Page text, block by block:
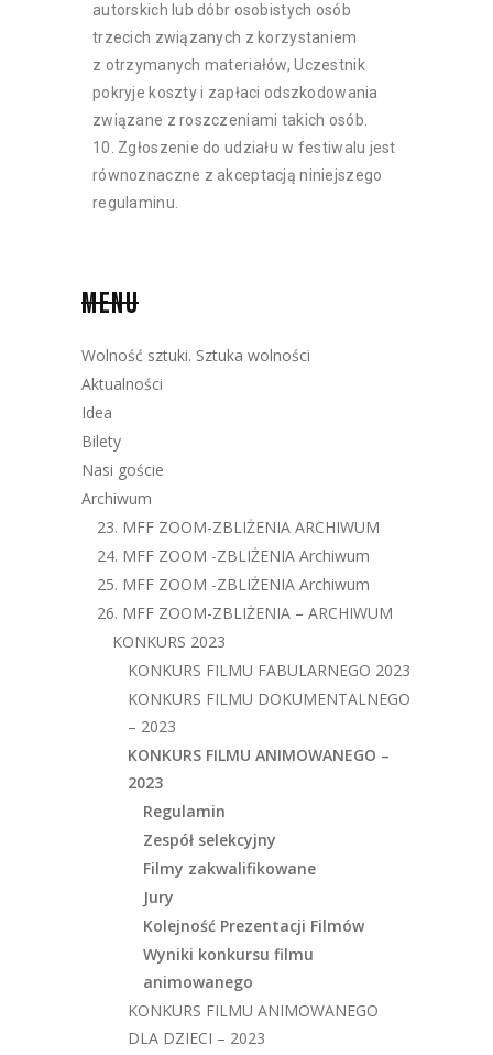
autorskich lub dóbr osobistych osób
trzecich związanych z korzystaniem
z otrzymanych materiałów, Uczestnik
pokryje koszty i zapłaci odszkodowania
związane z roszczeniami takich osób.
Zgłoszenie do udziału w festiwalu jest
równoznaczne z akceptacją niniejszego
regulaminu.
MENU
Wolność sztuki. Sztuka wolności
Aktualności
Idea
Bilety
Nasi goście
Archiwum
23. MFF ZOOM-ZBLIŻENIA ARCHIWUM
24. MFF ZOOM -ZBLIŻENIA Archiwum
25. MFF ZOOM -ZBLIŻENIA Archiwum
26. MFF ZOOM-ZBLIŻENIA – ARCHIWUM
KONKURS 2023
KONKURS FILMU FABULARNEGO 2023
KONKURS FILMU DOKUMENTALNEGO
– 2023
KONKURS FILMU ANIMOWANEGO –
2023
Regulamin
Zespół selekcyjny
Filmy zakwalifikowane
Jury
Kolejność Prezentacji Filmów
Wyniki konkursu filmu
animowanego
KONKURS FILMU ANIMOWANEGO
DLA DZIECI – 2023